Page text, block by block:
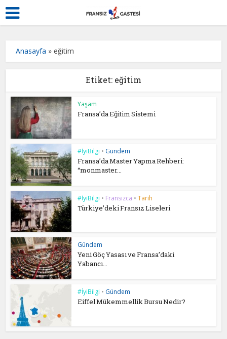
Anasayfa »eğitim
Etiket: eğitim
Yaşam
Fransa’da Eğitim Sistemi
#İyiBilgi • Gündem
Fransa’da Master Yapma Rehberi:
“monmaster...
#İyiBilgi • Fransızca • Tarih
Türkiye’deki Fransız Liseleri
Gündem
Yeni Göç Yasası ve Fransa’daki
Yabancı...
#İyiBilgi • Gündem
Eiffel Mükemmellik Bursu Nedir?